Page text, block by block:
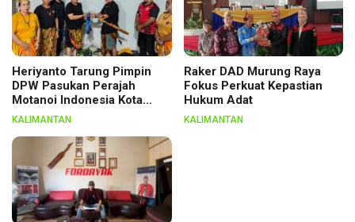
Heriyanto Tarung Pimpin
DPW Pasukan Perajah
Motanoi Indonesia Kota
Palangka Raya, Dikukuhkan
KALIMANTAN
Raker DAD Murung Raya
Fokus Perkuat Kepastian
Hukum Adat
KALIMANTAN